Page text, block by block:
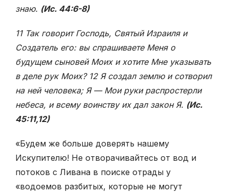
знаю. (Ис. 44:6-8)
11 Так говорит Господь, Святый Израиля и
Создатель его: вы спрашиваете Меня о
будущем сыновей Моих и хотите Мне указывать
в деле рук Моих? 12 Я создал землю и сотворил
на ней человека; Я — Мои руки распростерли
небеса, и всему воинству их дал закон Я. (Ис.
45:11,12)
«Будем же больше доверять нашему
Искупителю! Не отворачивайтесь от вод и
потоков с Ливана в поиске отрады у
«водоемов разбитых, которые не могут